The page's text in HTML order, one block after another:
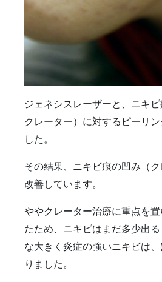
ジェネシスレーザーと、ニキ
クレーター）に対するピーリ
した。
その結果、ニキビ痕の凹み（
改善しています。
ややクレーター治療に重点を
たため、ニキビはまだ多少出
な大きく炎症の強いニキビは
りました。